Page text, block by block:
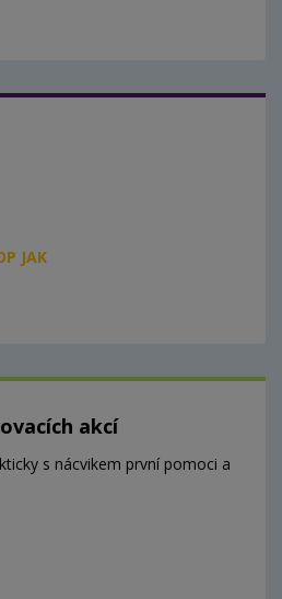
JAK
akcí
s nácvikem první pomoci a